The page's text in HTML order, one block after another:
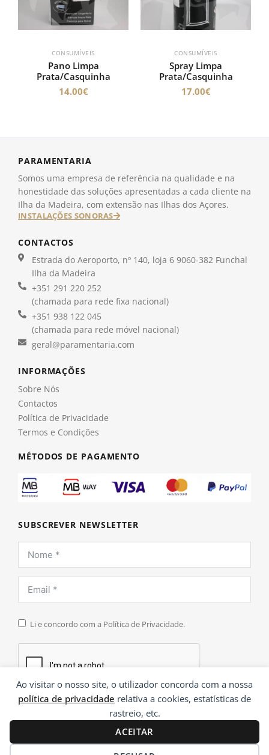
Ao visitar o nosso site, o utilizador concorda com a nossa
política de privacidade relativa a cookies, estatísticas de
rastreio, etc.
ACEITAR
CONSUMÍVEIS
Pano Limpa
Prata/Casquinha
14.00€
CONSUMÍVEIS
Spray Limpa
Prata/Casquinha
17.00€
PARAMENTARIA
Somos uma empresa de referência na qualidade e na
honestidade das soluções apresentadas a cada cliente na
Ilha da Madeira, com extensão nas Ilhas dos Açores.
INSTALAÇÕES SONORAS
CONTACTOS
Estrada do Aeroporto, nº 140, loja 6 9060-382 Funchal
Ilha da Madeira
+351 291 220 252
(chamada para rede fixa nacional)
+351 938 122 045
(chamada para rede móvel nacional)
geral@paramentaria.com
INFORMAÇÕES
Sobre Nós
Contactos
Política de Privacidade
Termos e Condições
MÉTODOS DE PAGAMENTO
SUBSCREVER NEWSLETTER
Li e concordo com a Política de Privacidade.
INSCREVER